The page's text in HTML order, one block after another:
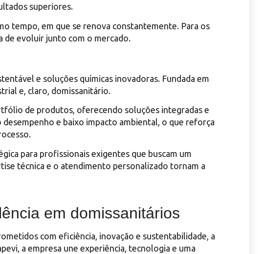
superiores.
tempo, em que se renova constantemente. Para os
de evoluir junto com o mercado.
e soluções químicas inovadoras. Fundada em
e, claro, domissanitário.
de produtos, oferecendo soluções integradas e
e baixo impacto ambiental, o que reforça
para profissionais exigentes que buscam um
técnica e o atendimento personalizado tornam a
em domissanitários
com eficiência, inovação e sustentabilidade, a
a empresa une experiência, tecnologia e uma